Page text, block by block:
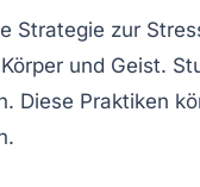
Strategie zur
und Geist.
Diese Praktiken